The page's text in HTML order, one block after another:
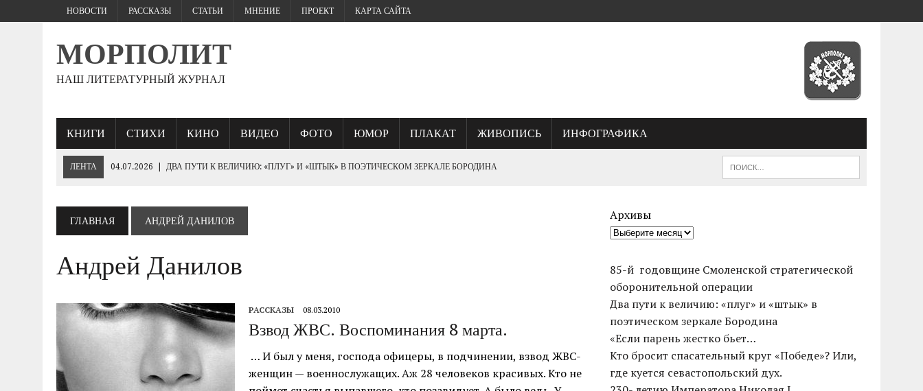
НОВОСТИ РАССКАЗЫ СТАТЬИ МНЕНИЕ ПРОЕКТ КАРТА САЙТА
МОРПОЛИТ
НАШ ЛИТЕРАТУРНЫЙ ЖУРНАЛ
КНИГИ СТИХИ КИНО ВИДЕО ФОТО ЮМОР ПЛАКАТ ЖИВОПИСЬ ИНФОГРАФИКА
ЛЕНТА 04.07.2026 ДВА ПУТИ К ВЕЛИЧИЮ: «ПЛУГ» И «ШТЫК» В ПОЭТИЧЕСКОМ ЗЕРКАЛЕ БОРОДИНА
19.06.2026 | 230- ЛЕТИЮ ИМПЕРАТОРА НИКОЛАЯ I
ЕВРОПЕЙСКИЕ ВАРВАРЫ РУКАМИ ЗЕЛЕНСКОГО УНИЧТОЖИЛИ ВЕЛИКИЙ ШЕДЕВР ФРАНЦА РУБО ПАНОРАМУ
«ОБОРОНА СЕВАСТОПОЛЯ 1854–1855 ГГ.».
03.06.2026 | ГЕНЕРАЛ ШТУРМ: ПОЛКОВОДЧЕСКОЕ ИСКУССТВО ВАСИЛИЯ ЧУЙКОВА ПРИ ВЗЯТИИ БЕРЛИНА
04.07.2026 | 85-Й ГОДОВЩИНЕ СМОЛЕНСКОЙ СТРАТЕГИЧЕСКОЙ ОБОРОНИТЕЛЬНОЙ ОПЕРАЦИИ
ГЛАВНАЯ АНДРЕЙ ДАНИЛОВ
Андрей Данилов
РАССКАЗЫ 08.03.2010
Взвод ЖВС. Воспоминания 8 марта.
… И был у меня, господа офицеры, в подчинении, взвод ЖВС-
женщин — военнослужащих. Аж 28 человеков красивых. Кто не
Архивы
85-й годовщине Смоленской стратегической
оборонительной операции
Два пути к величию: «плуг» и «штык» в
поэтическом зеркале Бородина
«Если парень жестко бьет…
Кто бросит спасательный круг «Победе»? Или,
где куется севастопольский дух.